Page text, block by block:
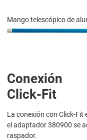
Mango telescópico de
Conexión
Click-Fit
La conexión con Click-Fit
el adaptador 380900 se
raspador.